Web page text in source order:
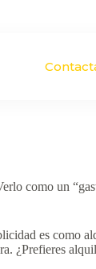
como un
es como
¿Prefieres